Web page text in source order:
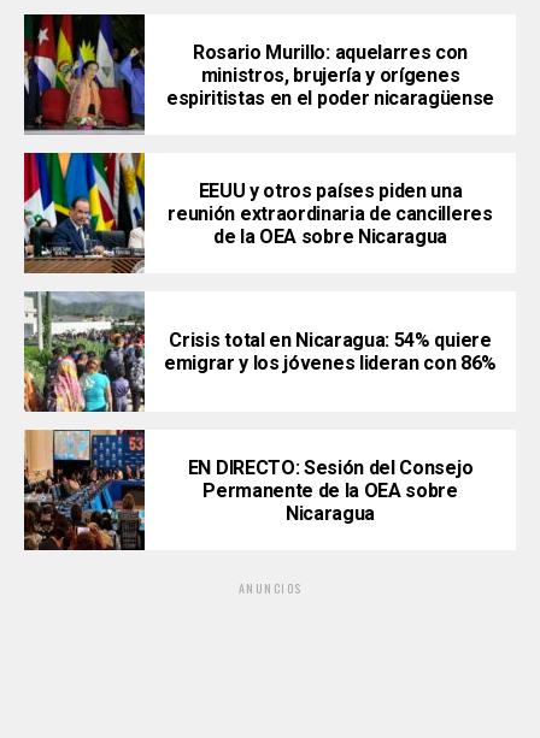
Rosario Murillo: aquelarres con
ministros, brujería y orígenes
espiritistas en el poder nicaragüense
EEUU y otros países piden una
reunión extraordinaria de cancilleres
de la OEA sobre Nicaragua
Crisis total en Nicaragua: 54% quiere
emigrar y los jóvenes lideran con 86%
EN DIRECTO: Sesión del Consejo
Permanente de la OEA sobre
Nicaragua
ANUNCIOS